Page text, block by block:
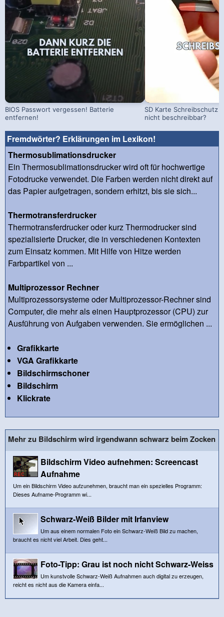
BIOS Passwort vergessen! Batterie
entfernen!
SD Karte Schreibschutz
nicht beschreibbar?
Fremdwörter? Erklärungen im Lexikon!
Thermosublimationsdrucker
Ein Thermosublimationsdrucker wird oft für hochwertige
Fotodrucke verwendet. Die Farben werden nicht direkt auf
das Papier aufgetragen, sondern erhitzt, bis sie sich...
Thermotransferdrucker
Thermotransferdrucker oder kurz Thermodrucker sind
spezialisierte Drucker, die in verschiedenen Kontexten
zum Einsatz kommen. Mit Hilfe von Hitze werden
Farbpartikel von ...
Multiprozessor Rechner
Multiprozessorsysteme oder Multiprozessor-Rechner sind
Computer, die mehr als einen Hauptprozessor (CPU) zur
Ausführung von Aufgaben verwenden. Sie ermöglichen ...
Grafikkarte
VGA Grafikkarte
Bildschirmschoner
Bildschirm
Klickrate
Mehr zu Bildschirm wird irgendwann schwarz beim Zocken
Bildschirm Video aufnehmen: Screencast
Aufnahme
Um ein Bildschirm Video aufzunehmen, braucht man ein spezielles Programm:
Dieses Aufname-Programm wi...
Schwarz-Weiß Bilder mit Irfanview
Um aus einem normalen Foto ein Schwarz-Weiß Bild zu machen,
braucht es nicht viel Arbeit. Dies geht...
Foto-Tipp: Grau ist noch nicht Schwarz-Weiss
Um kunstvolle Schwarz-Weiß Aufnahmen auch digital zu erzeugen,
reicht es nicht aus die Kamera einfa...